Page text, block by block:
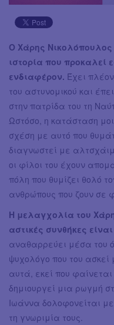
Ο Χάρης Νικολόπουλος
ιστορία που προκαλεί
ενδιαφέρον. Έχει
του αστυνομικού και
στην πατρίδα του τη
Ωστόσο, η κατάσταση
σχέση με αυτό που
διαγνωστεί με
οι φίλοι του έχουν
πόλη που θυμίζει θολό
ανθρώπους που ζουν σε
Η μελαγχολία του
αστικές συνθήκες
αναθαρρεύει μέσα του
ψυχολόγο που του
αυτά, εκεί που
δημιουργεί μια ρωγμή
Ιωάννα δολοφονείται
τη γνωριμία τους.